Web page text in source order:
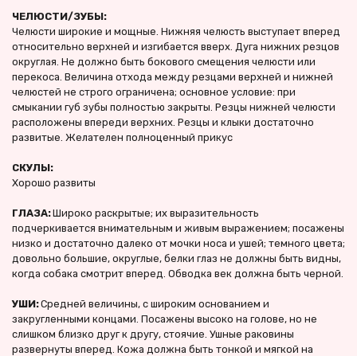
ЧЕЛЮСТИ/ЗУБЫ:
Челюсти широкие и мощные. Нижняя челюсть выступает вперед
относительно верхней и изгибается вверх. Дуга нижних резцов
округлая. Не должно быть бокового смещения челюсти или
перекоса. Величина отхода между резцами верхней и нижней
челюстей не строго ограничена; основное условие: при
смыкании губ зубы полностью закрыты. Резцы нижней челюсти
расположены впереди верхних. Резцы и клыки достаточно
развитые. Желателен полноценный прикус
СКУЛЫ:
Хорошо развиты
ГЛАЗА: Широко раскрытые; их выразительность
подчеркивается внимательным и живым выражением; посажены
низко и достаточно далеко от мочки носа и ушей; темного цвета;
довольно большие, округлые, белки глаз не должны быть видны,
когда собака смотрит вперед. Обводка век должна быть черной.
УШИ: Средней величины, с широким основанием и
закругленными концами. Посажены высоко на голове, но не
слишком близко друг к другу, стоячие. Ушные раковины
развернуты вперед. Кожа должна быть тонкой и мягкой на